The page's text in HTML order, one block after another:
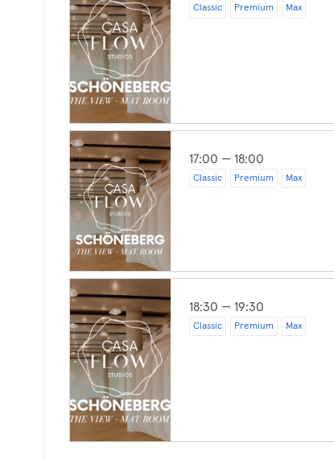
Classic Premium Max
17:00 — 18:00
Classic Premium Max
18:30 — 19:30
Classic Premium Max